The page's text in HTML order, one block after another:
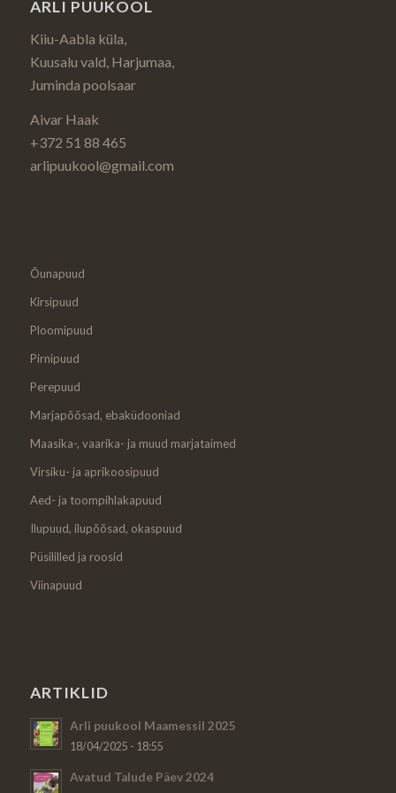
ARLI PUUKOOL
Kiiu-Aabla küla,
Kuusalu vald, Harjumaa,
Juminda poolsaar
Aivar Haak
+372 51 88 465
arlipuukool@gmail.com
Õunapuud
Kirsipuud
Ploomipuud
Pirnipuud
Perepuud
Marjapõõsad, ebaküdooniad
Maasika-, vaarika- ja muud marjataimed
Virsiku- ja aprikoosipuud
Aed- ja toompihlakapuud
Ilupuud, ilupõõsad, okaspuud
Püsililled ja roosid
Viinapuud
ARTIKLID
Arli puukool Maamessil 2025
18/04/2025 - 18:55
Avatud Talude Päev 2024